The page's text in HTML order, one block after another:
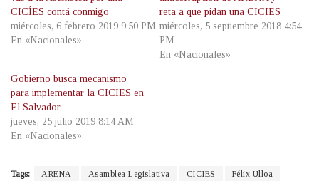
CICÍES contá conmigo
miércoles, 6 febrero 2019 9:50 PM
En «Nacionales»
reta a que pidan una CICIES
miércoles, 5 septiembre 2018 4:54
PM
En «Nacionales»
Gobierno busca mecanismo
para implementar la CICIES en
El Salvador
jueves, 25 julio 2019 8:14 AM
En «Nacionales»
Tags: ARENA Asamblea Legislativa CICIES Félix Ulloa